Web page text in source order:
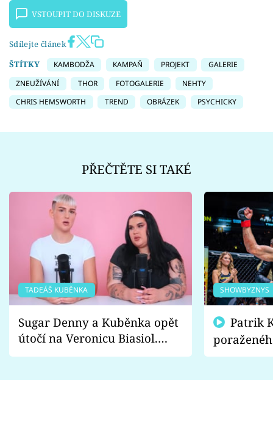
VSTOUPIT DO DISKUZE
Sdílejte článek
ŠTÍTKY
KAMBODŽA KAMPAŇ PROJEKT
GALERIE
ZNEUŽÍVÁNÍ
THOR FOTOGALERIE
NEHTY
CHRIS HEMSWORTH
TREND OBRÁZEK PSYCHICKY
PŘEČTĚTE SI TAKÉ
TADEÁŠ KUBĚNKA
Sugar Denny a Kuběnka opět
útočí na Veronicu Biasiol.
Proč je podle nich falešná a
SHOWBYZNYS
fanoušci